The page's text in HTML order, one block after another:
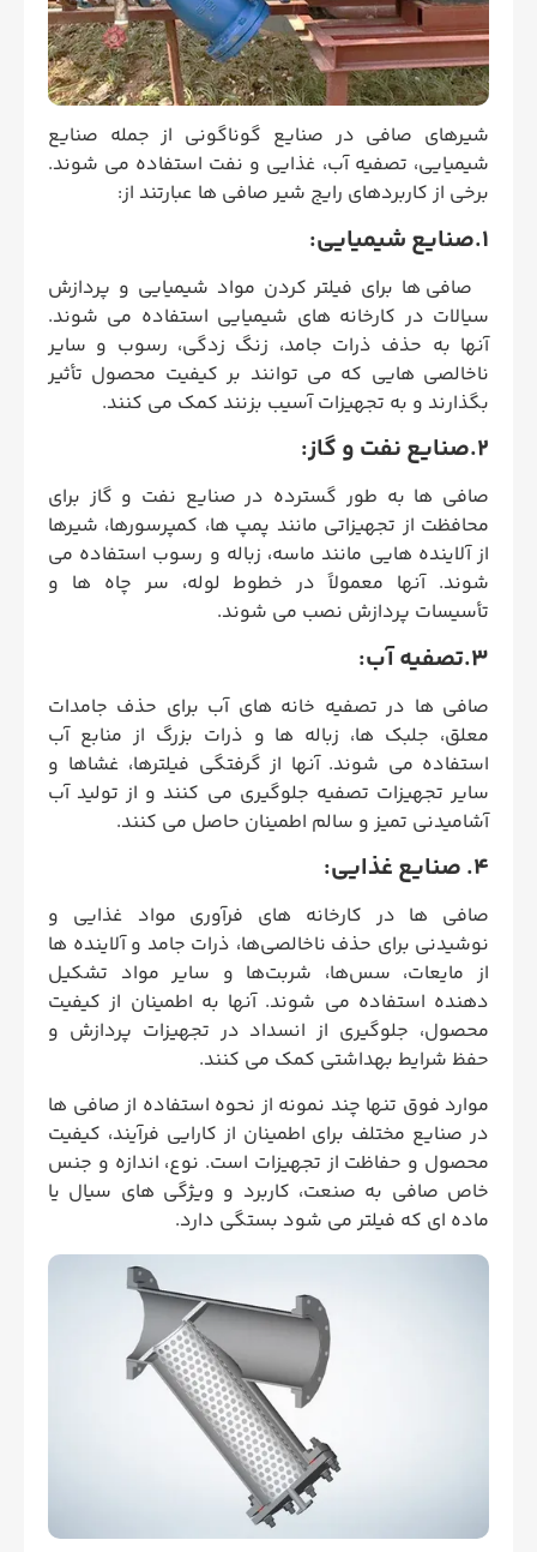
شیرهای صافی در صنایع گوناگونی از جمله صنایع
شیمیایی، تصفیه آب، غذایی و نفت استفاده می شوند.
برخی از کاربردهای رایج شیر صافی ها عبارتند از:
1.صنایع شیمیایی:
صافی ها برای فیلتر کردن مواد شیمیایی و پردازش
سیالات در کارخانه های شیمیایی استفاده می شوند.
آنها به حذف ذرات جامد، زنگ زدگی، رسوب و سایر
ناخالصی هایی که می توانند بر کیفیت محصول تأثیر
بگذارند و به تجهیزات آسیب بزنند کمک می کنند.
2.صنایع نفت و گاز:
صافی ‌ها به ‌طور گسترده در صنایع نفت و گاز برای
محافظت از تجهیزاتی مانند پمپ‌ ها، کمپرسورها، شیرها
از آلاینده‌ هایی مانند ماسه، زباله و رسوب استفاده می
‌شوند. آنها معمولاً در خطوط لوله، سر چاه ها و
تأسیسات پردازش نصب می شوند.
3.تصفیه آب:
صافی ها در تصفیه خانه های آب برای حذف جامدات
معلق، جلبک ها، زباله ها و ذرات بزرگ از منابع آب
استفاده می شوند. آنها از گرفتگی فیلترها، غشاها و
سایر تجهیزات تصفیه جلوگیری می کنند و از تولید آب
آشامیدنی تمیز و سالم اطمینان حاصل می کنند.
4. صنایع غذایی:
صافی‌ ها در کارخانه ‌های فرآوری مواد غذایی و
نوشیدنی برای حذف ناخالصی‌ها، ذرات جامد و آلاینده ‌ها
از مایعات، سس‌ها، شربت‌ها و سایر مواد تشکیل
دهنده استفاده می ‌شوند. آنها به اطمینان از کیفیت
محصول، جلوگیری از انسداد در تجهیزات پردازش و
حفظ شرایط بهداشتی کمک می کنند.
موارد فوق تنها چند نمونه از نحوه استفاده از صافی ها
در صنایع مختلف برای اطمینان از کارایی فرآیند، کیفیت
محصول و حفاظت از تجهیزات است. نوع، اندازه و جنس
خاص صافی به صنعت، کاربرد و ویژگی های سیال یا
ماده ای که فیلتر می شود بستگی دارد.